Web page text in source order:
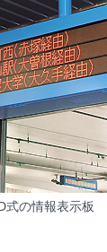
式の情報表示板